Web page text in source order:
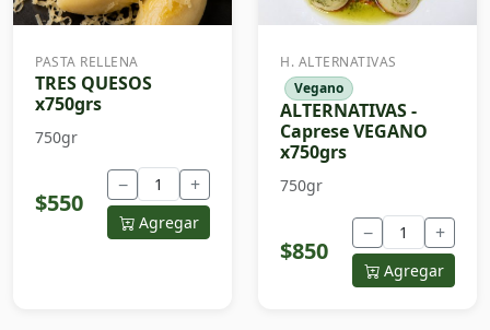
PASTA RELLENA
TRES QUESOS
x750grs
750gr
$550
− +
Agregar
H. ALTERNATIVAS
Vegano
ALTERNATIVAS -
Caprese VEGANO
x750grs
750gr
$850
− +
Agregar